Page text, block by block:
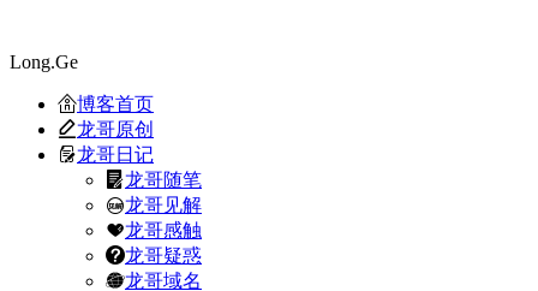
Long.Ge
博客首页
龙哥原创
龙哥日记
龙哥随笔
龙哥见解
龙哥感触
龙哥疑惑
龙哥域名